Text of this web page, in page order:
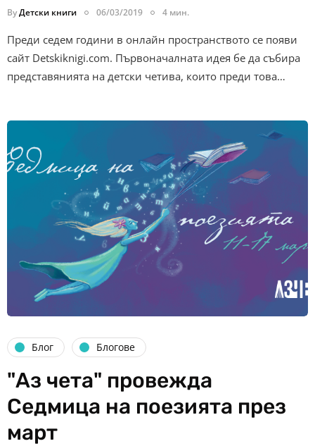
ByДетски книги 06/03/2019 4 мин.
Преди седем години в онлайн пространството се появи
сайт Detskiknigi.com. Първоначалната идея бе да събира
представянията на детски четива, които преди това…
Блог Блогове
"Аз чета" провежда
Седмица на поезията през
март